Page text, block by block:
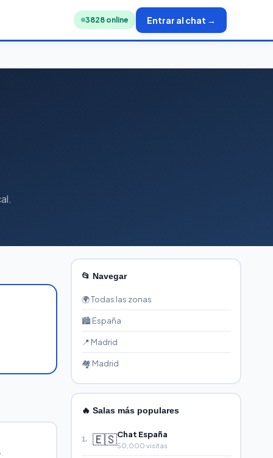
3863 online Entrar al chat →
📂 Navegar
🌍 Todas las zonas
🏙️ España
📍 Madrid
🏘️ Madrid
🔥 Salas más populares
1. 🇪🇸Chat España
50,000 visitas